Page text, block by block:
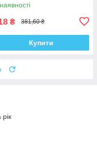
₴ 381,60 ₴
Купити